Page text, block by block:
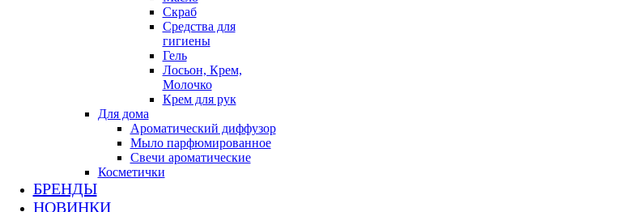
Скраб
Средства для
гигиены
Гель
Лосьон, Крем,
Молочко
Крем для рук
Для дома
Ароматический диффузор
Мыло парфюмированное
Свечи ароматические
Косметички
БРЕНДЫ
НОВИНКИ